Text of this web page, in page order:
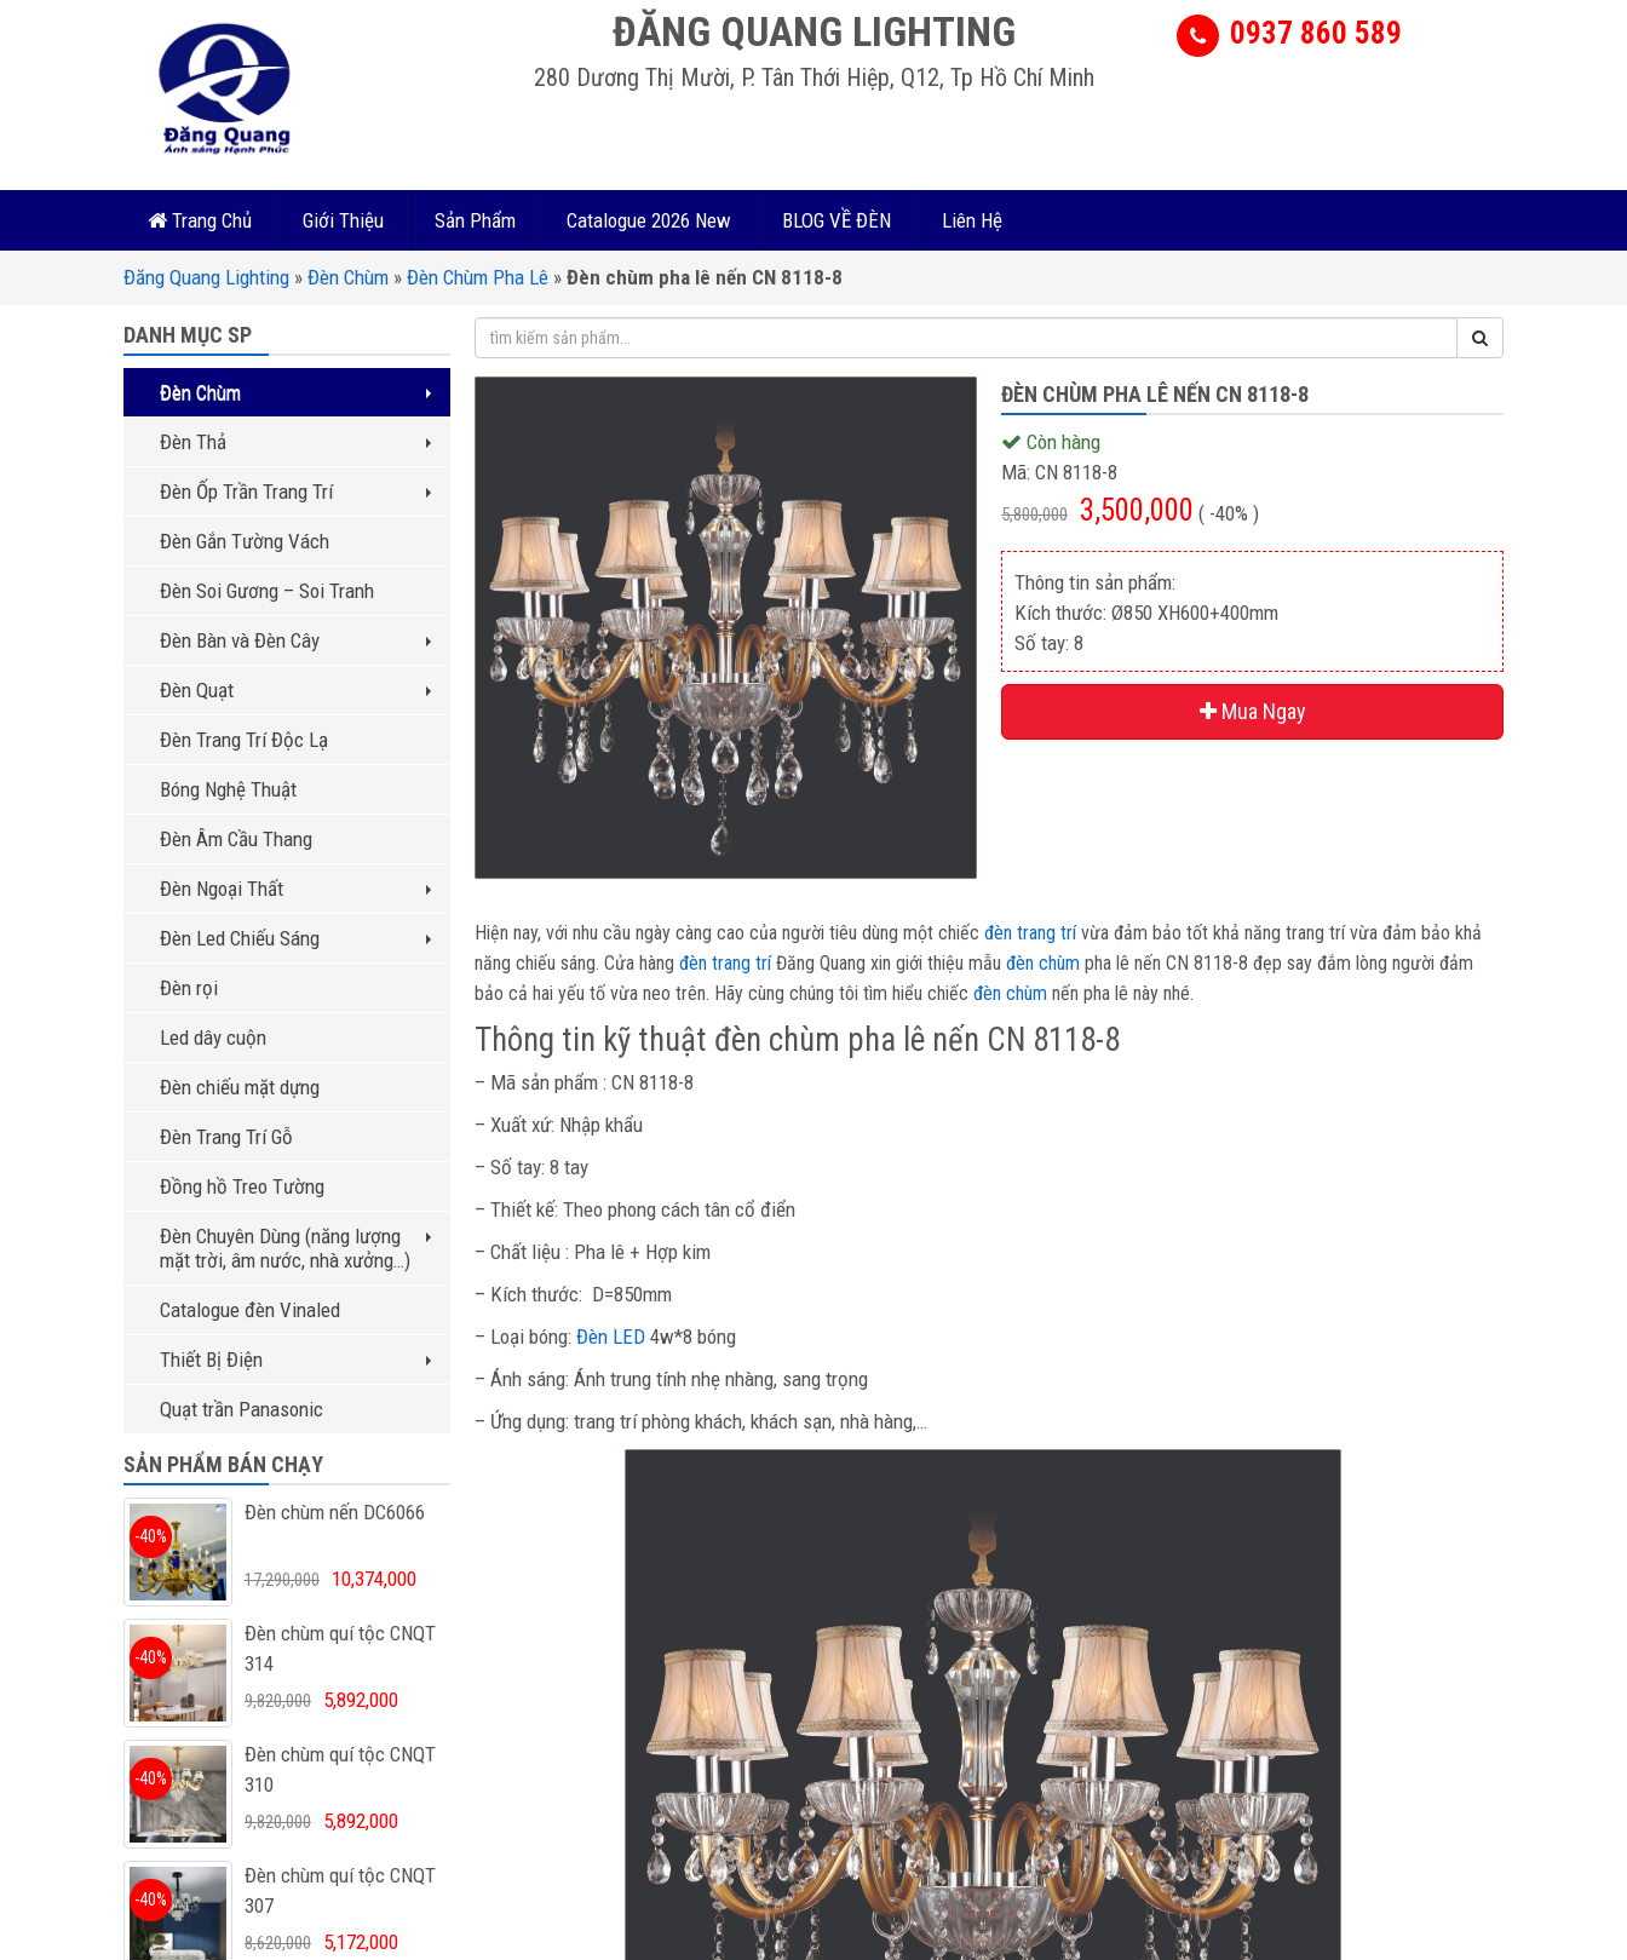
ĐĂNG QUANG LIGHTING
280 Dương Thị Mười, P. Tân Thới Hiệp, Q12, Tp Hồ Chí Minh
0937 860 589
Trang Chủ Giới Thiệu Sản Phẩm Catalogue 2026 New BLOG VỀ ĐÈN Liên Hệ
Đăng Quang Lighting » Đèn Chùm » Đèn Chùm Pha Lê » Đèn chùm pha lê nến CN 8118-8
ĐÈN CHÙM PHA LÊ NẾN CN 8118-8
Còn hàng
Mã: CN 8118-8
5,800,000 3,500,000 ( -40% )
Thông tin sản phẩm:
Kích thước: Ø850 XH600+400mm
Số tay: 8
Mua Ngay
Hiện nay, với nhu cầu ngày càng cao của người tiêu dùng một chiếc đèn trang trívừa đảm bảo tốt khả năng trang trí vừa đảm bảo khả
năng chiếu sáng. Cửa hàng đèn trang tríĐăng Quang xin giới thiệu mẫu đèn chùm pha lê nến CN 8118-8 đẹp say đắm lòng người đảm
bảo cả hai yếu tố vừa neo trên. Hãy cùng chúng tôi tìm hiểu chiếc đèn chùm nến pha lê này nhé.
Thông tin kỹ thuật đèn chùm pha lê nến CN 8118-8
– Mã sản phẩm : CN 8118-8
– Xuất xứ: Nhập khẩu
– Số tay: 8 tay
– Thiết kế: Theo phong cách tân cổ điển
– Chất liệu : Pha lê + Hợp kim
– Kích thước: D=850mm
– Loại bóng: Đèn LED 4w*8 bóng
– Ánh sáng: Ánh trung tính nhẹ nhàng, sang trọng
– Ứng dụng: trang trí phòng khách, khách sạn, nhà hàng,…
DANH MỤC SP
Đèn Chùm
Đèn Thả
Đèn Ốp Trần Trang Trí
Đèn Gắn Tường Vách
Đèn Soi Gương – Soi Tranh
Đèn Bàn và Đèn Cây
Đèn Quạt
Đèn Trang Trí Độc Lạ
Bóng Nghệ Thuật
Đèn Âm Cầu Thang
Đèn Ngoại Thất
Đèn Led Chiếu Sáng
Đèn rọi
Led dây cuộn
Đèn chiếu mặt dựng
Đèn Trang Trí Gỗ
Đồng hồ Treo Tường
Đèn Chuyên Dùng (năng lượng
mặt trời, âm nước, nhà xưởng…)
Catalogue đèn Vinaled
Thiết Bị Điện
Quạt trần Panasonic
SẢN PHẨM BÁN CHẠY
Đèn chùm nến DC6066
-40%
17,290,000 10,374,000
Đèn chùm quí tộc CNQT
314
-40%
9,820,000 5,892,000
Đèn chùm quí tộc CNQT
310
-40%
9,820,000 5,892,000
Đèn chùm quí tộc CNQT
307
-40%
8,620,000 5,172,000